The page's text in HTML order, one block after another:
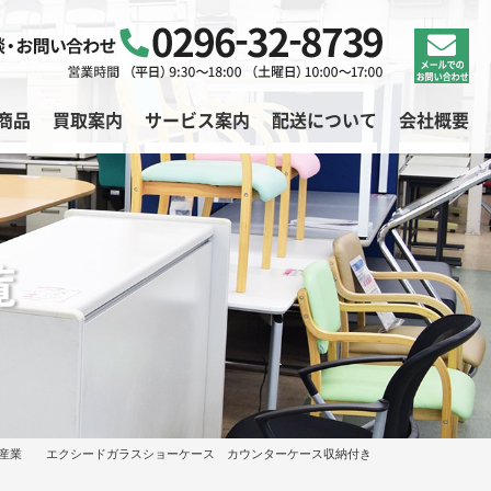
品 買取案内 サービス案内 配送について 会社概要
エクシードガラスショーケース カウンターケース収納付き